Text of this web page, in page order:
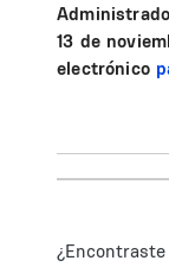
13 de
electrónico